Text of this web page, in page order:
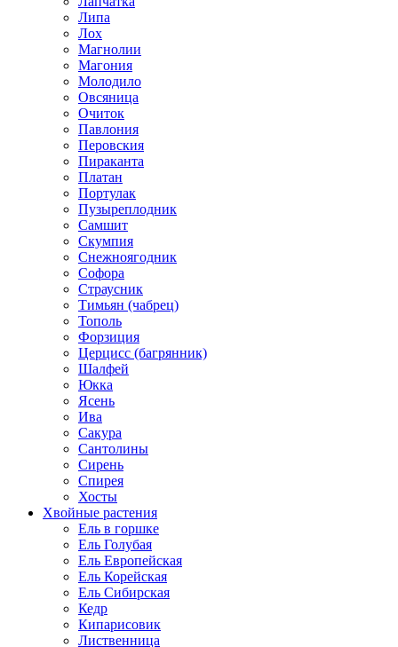
Липа
Лох
Магнолии
Магония
Молодило
Овсяница
Очиток
Павлония
Перовския
Пираканта
Платан
Портулак
Пузыреплодник
Самшит
Скумпия
Снежноягодник
Софора
Страусник
Тимьян (чабрец)
Тополь
Форзиция
Церцисс (багрянник)
Шалфей
Юкка
Ясень
Ива
Сакура
Сантолины
Сирень
Спирея
Хосты
Хвойные растения
Ель в горшке
Ель Голубая
Ель Европейская
Ель Корейская
Ель Сибирская
Кедр
Кипарисовик
Лиственница